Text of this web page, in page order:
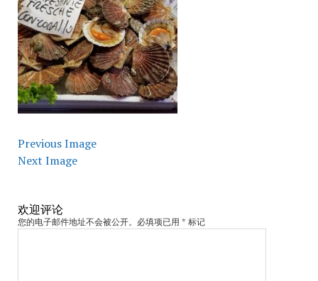
Previous Image
Next Image
欢迎评论
您的电子邮件地址不会被公开。必填项已用 * 标记